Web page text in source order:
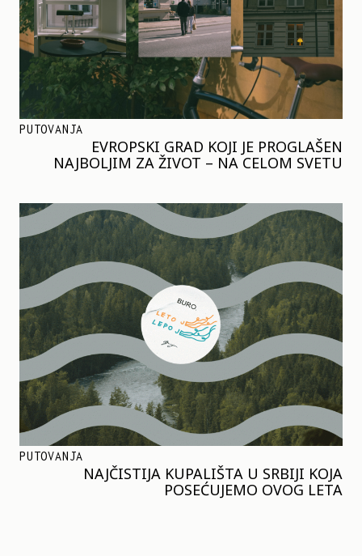
PUTOVANJA
EVROPSKI GRAD KOJI JE PROGLAŠEN
NAJBOLJIM ZA ŽIVOT – NA CELOM SVETU
PUTOVANJA
NAJČISTIJA KUPALIŠTA U SRBIJI KOJA
POSEĆUJEMO OVOG LETA